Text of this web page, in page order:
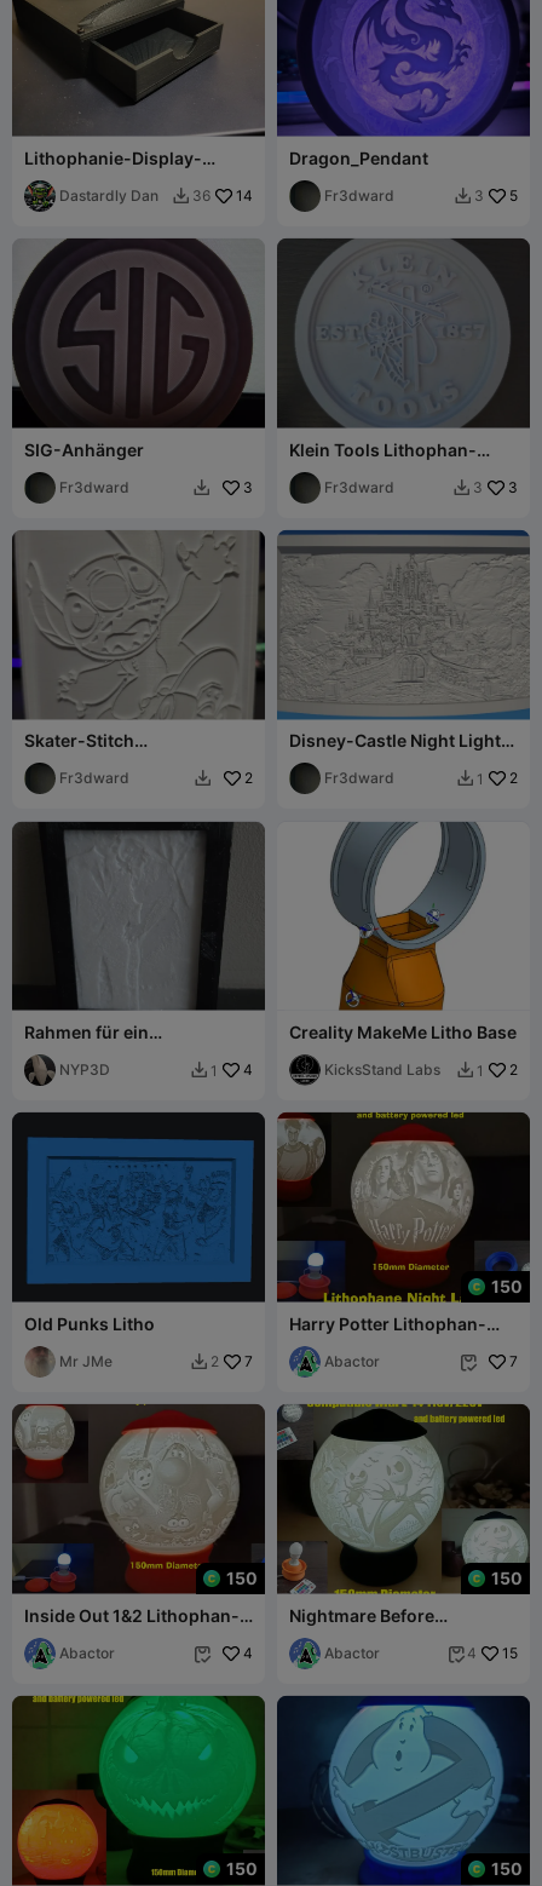
Lithophanie-Display-
Schublade
Dastardly Dan  36 14
Dragon_Pendant
Fr3dward  3 5
SIG-Anhänger
Fr3dward  3
Klein Tools Lithophan-
Anhänger
Fr3dward  3 3
Skater-Stitch
Nachtlichtabdeckung
Fr3dward  2
Disney-Castle Night Light
Lithophane
Fr3dward  1 2
Rahmen für ein
100x150mm Lithophan
NYP3D  1 4
Creality MakeMe Litho Base
KicksStand Labs  1 2
Old Punks Litho
Mr JMe  2 7
150
Harry Potter Lithophan-
Nachttischlampe
Abactor  7
150
Inside Out 1&2 Lithophan-
Nachtlicht
Abactor  4
150
Nightmare Before
Christmas Lithophan-
Nachtlicht
Abactor  4 15
150 150